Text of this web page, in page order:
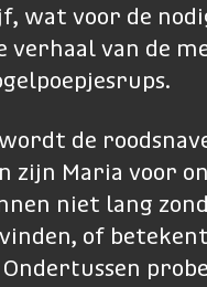
wat voor de
verhaal van de
de
zijn Maria voor
niet lang
of